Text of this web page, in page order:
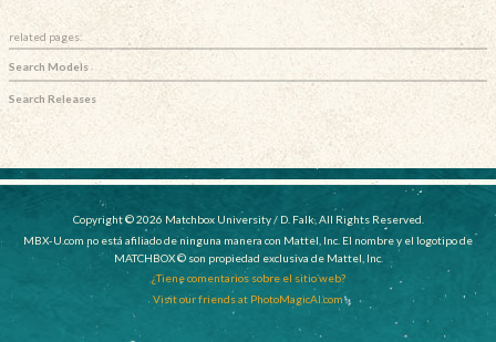
related pages:
Search Models
Search Releases
Copyright © 2026 Matchbox University / D. Falk, All Rights Reserved.
MBX-U.com no está afiliado de ninguna manera con Mattel, Inc. El nombre y el logotipo de
MATCHBOX © son propiedad exclusiva de Mattel, Inc.
¿Tiene comentarios sobre el sitio web?
Visit our friends at PhotoMagicAI.com